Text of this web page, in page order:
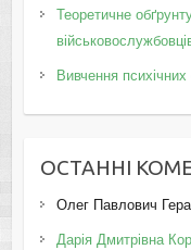
Теоретичне
Вивчення психічних
ОСТАННІ
Олег Павлович
Дарія Дмитрівна